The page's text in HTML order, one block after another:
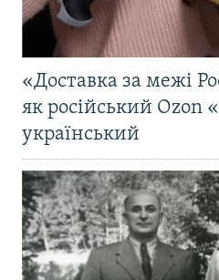
«Доставка за межі
як російський Ozon
український